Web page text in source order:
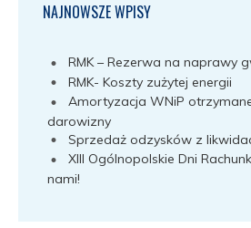
NAJNOWSZE WPISY
RMK – Rezerwa na naprawy
RMK- Koszty zużytej energii
Amortyzacja WNiP
darowizny
Sprzedaż odzysków z
XIII Ogólnopolskie Dni
nami!